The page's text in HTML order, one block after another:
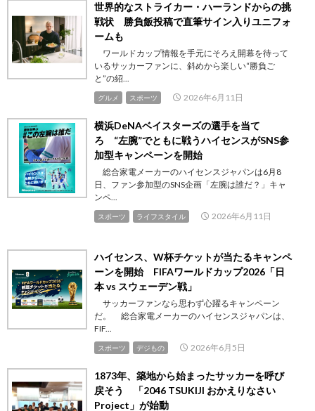
世界的なストライカー・ハーランドからの挑
戦状 勝負飯投稿で直筆サイン入りユニフォ
ームも
ワールドカップ情報を手元にそろえ開幕を待って
いるサッカーファンに、斜めから楽しい“勝負ご
と”の紹...
グルメ スポーツ 2026年6月11日
横浜DeNAベイスターズの選手を当て
ろ “左腕”でともに戦うハイセンスがSNS参
加型キャンペーンを開始
総合家電メーカーのハイセンスジャパンは6月8
日、ファン参加型のSNS企画「左腕は誰だ？」キャ
ンペ...
スポーツ ライフスタイル 2026年6月11日
ハイセンス、W杯チケットが当たるキャンペ
ーンを開始 FIFAワールドカップ2026「日
本 vs スウェーデン戦」
サッカーファンなら思わず心躍るキャンペーン
だ。 総合家電メーカーのハイセンスジャパンは、
FIF...
スポーツ デジもの 2026年6月5日
1873年、築地から始まったサッカーを呼び
戻そう 「2046 TSUKIJI おかえりなさい
Project」が始動